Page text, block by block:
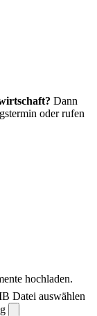
Dann
oder rufen
hochladen.
Datei auswählen